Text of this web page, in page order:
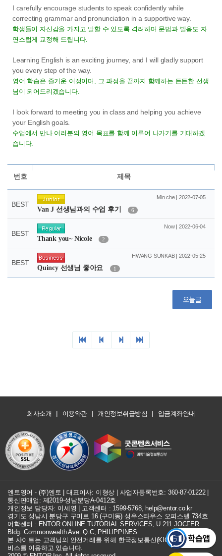
I carefully encourage students to speak confidently while
correcting grammar and pronunciation in a supportive way.
학생들이 자신감을 가지고 말할 수 있도록 격려하며 문법과 발음도 자
연스럽게 교정해 드립니다.
Learning English is an exciting journey, and I will gladly support
you every step of the way.
영어 학습은 즐거운 여정이며, 그 과정을 끝까지 함께하는 든든한 선생
님이 되어드리겠습니다.
I look forward to meeting you in class and helping you achieve
your English goals.
수업에서 만나 여러분의 영어 목표를 함께 이루어 나가기를 기대하겠
습니다.
회사소개 | 이용약관 | 개인정보취급방침 | 입금계좌안내
엔토영어 - (주)엔토 | 대표이사: 이형상 | 사업자등록번호: 360-87-01222|
통신판매업: 제2019-성남분당A-0412호
개인정보 담당자: 이세영 | 고객센터 : 1599-5768, help@entor.co.kr
경기도 성남시 분당구 구미로 16 (구미동) 성우스타우스 오피스텔 734호
어학센터 : ENTOR ONLINE TUTORIAL SERVICES, U 211 JOCFER
Bldg. Commonwealth Ave. Q.C, PHILIPPINES
본 사이트는 고객님의 안전거래를 위해 한국정보통신(KICC) 구매안전 서
비스를 이용하고 있습니다.